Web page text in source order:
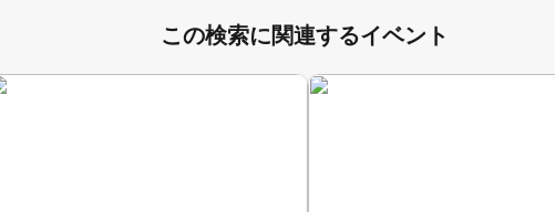
この検索に関連するイベント